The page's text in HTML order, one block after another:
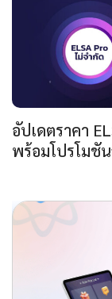
อัปเดตราคา
พร้อมโปรโมชั